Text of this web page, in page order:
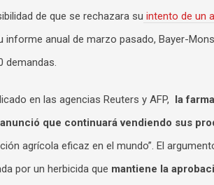
de que se rechazara su intento de un
informe anual de marzo pasado, Bayer-
demandas.
en las agencias Reuters y AFP, la
que continuará vendiendo sus
agrícola eficaz en el mundo”. El
por un herbicida que mantiene la